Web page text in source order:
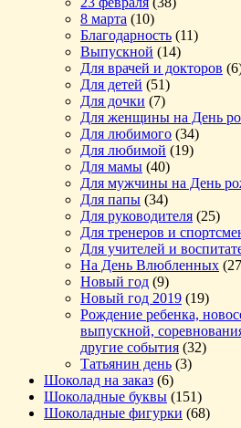
8 марта (10)
Благодарность (11)
Выпускной (14)
Для врачей и докторов
Для детей (51)
Для дочки (7)
Для женщины на День
Для любимого (34)
Для любимой (19)
Для мамы (40)
Для мужчины на День
Для папы (34)
Для руководителя (25)
Для тренеров и
Для учителей и
На День Влюбленных
Новый год (9)
Новый год 2019 (19)
Рождение ребенка,
выпускной,
другие события (32)
Татьянин день (3)
Шоколад на заказ (6)
Шоколадные буквы (151)
Шоколадные фигурки (68)